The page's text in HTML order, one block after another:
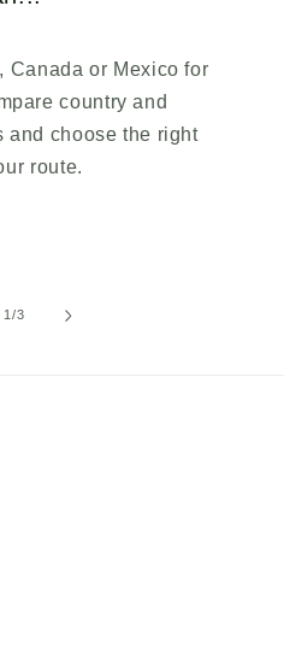
Canada or Mexico for
country and
and choose the right
route.
1/af
3